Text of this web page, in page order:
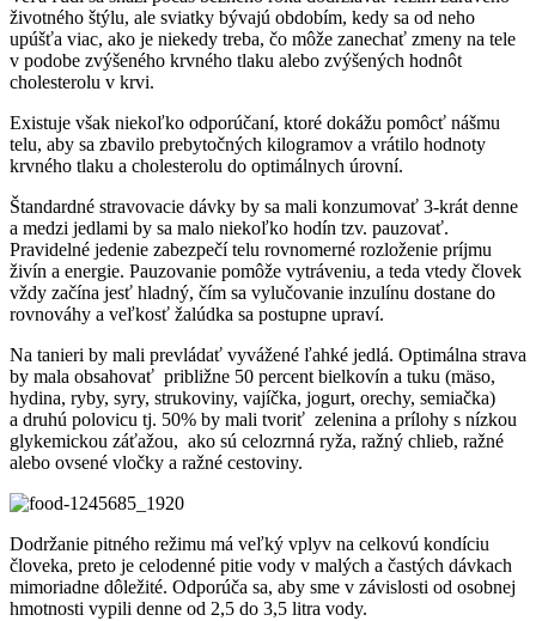
životného štýlu, ale sviatky bývajú obdobím, kedy sa od neho
upúšťa viac, ako je niekedy treba, čo môže zanechať zmeny na tele
v podobe zvýšeného krvného tlaku alebo zvýšených hodnôt
cholesterolu v krvi.
Existuje však niekoľko odporúčaní, ktoré dokážu pomôcť nášmu
telu, aby sa zbavilo prebytočných kilogramov a vrátilo hodnoty
krvného tlaku a cholesterolu do optimálnych úrovní.
Štandardné stravovacie dávky by sa mali konzumovať 3-krát denne
a medzi jedlami by sa malo niekoľko hodín tzv. pauzovať.
Pravidelné jedenie zabezpečí telu rovnomerné rozloženie príjmu
živín a energie. Pauzovanie pomôže vytráveniu, a teda vtedy človek
vždy začína jesť hladný, čím sa vylučovanie inzulínu dostane do
rovnováhy a veľkosť žalúdka sa postupne upraví.
Na tanieri by mali prevládať vyvážené ľahké jedlá. Optimálna strava
by mala obsahovať približne 50 percent bielkovín a tuku (mäso,
hydina, ryby, syry, strukoviny, vajíčka, jogurt, orechy, semiačka)
a druhú polovicu tj. 50% by mali tvoriť zelenina a prílohy s nízkou
glykemickou záťažou, ako sú celozrnná ryža, ražný chlieb, ražné
alebo ovsené vločky a ražné cestoviny.
Dodržanie pitného režimu má veľký vplyv na celkovú kondíciu
človeka, preto je celodenné pitie vody v malých a častých dávkach
mimoriadne dôležité. Odporúča sa, aby sme v závislosti od osobnej
hmotnosti vypili denne od 2,5 do 3,5 litra vody.